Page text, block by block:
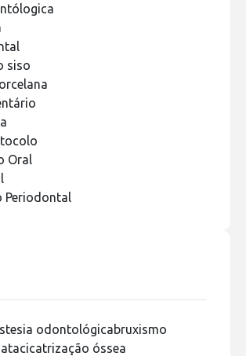
siso
Oral
Periodontal
odontológicabruxismo
cicatrização óssea